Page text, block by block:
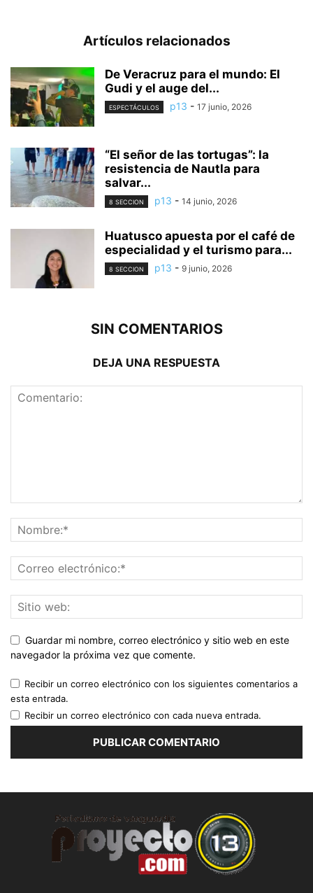
Artículos relacionados
De Veracruz para el mundo: El
Gudi y el auge del...
ESPECTÁCULOS p13 - 17 junio, 2026
“El señor de las tortugas”: la
resistencia de Nautla para
salvar...
8 SECCION p13 - 14 junio, 2026
Huatusco apuesta por el café de
especialidad y el turismo para...
8 SECCION p13 - 9 junio, 2026
SIN COMENTARIOS
DEJA UNA RESPUESTA
Guardar mi nombre, correo electrónico y sitio web en este
navegador la próxima vez que comente.
Recibir un correo electrónico con los siguientes comentarios a
esta entrada.
Recibir un correo electrónico con cada nueva entrada.